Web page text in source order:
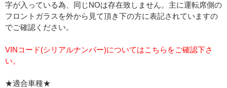
字が入っている為、同じNOは存在致しません。主に運転席側の
フロントガラスを外から見て頂き下の方に表記されていますの
でご確認ください。
VINコード(シリアルナンバー)についてはこちらをご確認下さ
い。
★適合車種★